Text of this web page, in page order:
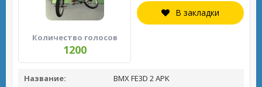
Количество голосов
1200
В закладки
Название:
BMX FE3D 2 APK